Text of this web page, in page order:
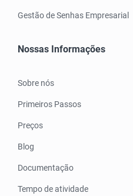
Gestão de Senhas Empresarial
Nossas Informações
Sobre nós
Primeiros Passos
Preços
Blog
Documentação
Tempo de atividade